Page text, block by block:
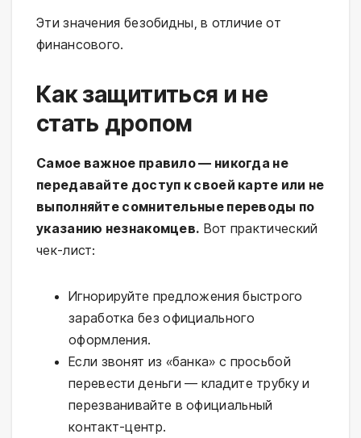
Эти значения безобидны, в отличие от
финансового.
Как защититься и не
стать дропом
Самое важное правило — никогда не
передавайте доступ к своей карте или не
выполняйте сомнительные переводы по
указанию незнакомцев. Вот практический
чек-лист:
Игнорируйте предложения быстрого
заработка без официального
оформления.
Если звонят из «банка» с просьбой
перевести деньги — кладите трубку и
перезванивайте в официальный
контакт-центр.